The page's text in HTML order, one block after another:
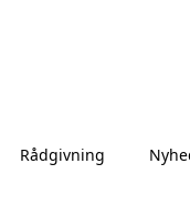
Rådgivning